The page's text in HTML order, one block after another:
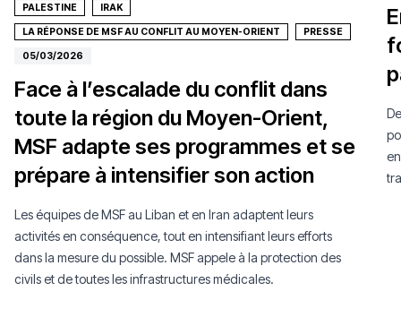
PALESTINE IRAK
LA RÉPONSE DE MSF AU CONFLIT AU MOYEN-ORIENT PRESSE
05/03/2026
Face à l’escalade du conflit dans
toute la région du Moyen-Orient,
MSF adapte ses programmes et se
prépare à intensifier son action
Les équipes de MSF au Liban et en Iran adaptent leurs
activités en conséquence, tout en intensifiant leurs efforts
dans la mesure du possible. MSF appele à la protection des
civils et de toutes les infrastructures médicales.